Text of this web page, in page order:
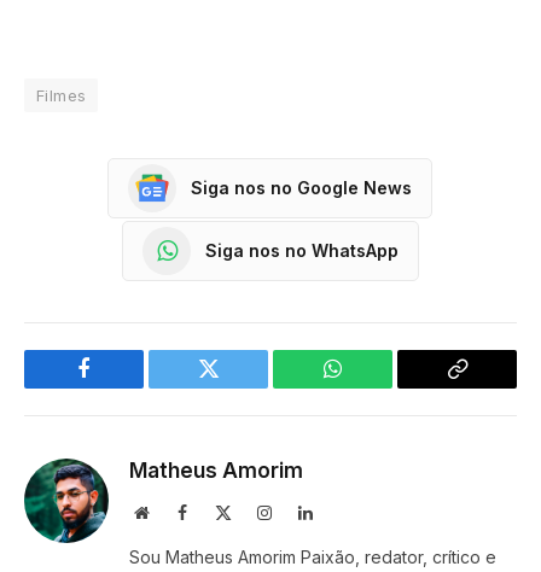
Filmes
Siga nos no Google News
Siga nos no WhatsApp
Facebook Twitter WhatsApp
Copy
Matheus Amorim
WebsiteFacebook InstagramLinkedIn
Sou Matheus Amorim Paixão, redator, crítico e